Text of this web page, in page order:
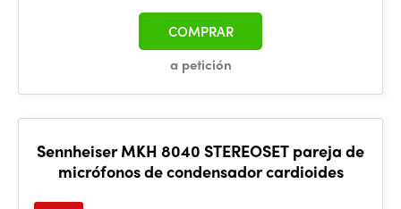
a petición
COMPRAR
Sennheiser MKH 8040 STEREOSET pareja de
micrófonos de condensador cardioides